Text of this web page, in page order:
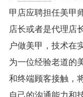
甲店应聘担任美甲
店长或者是代理店
户做美甲，技术在
为一位经验老道的
和终端顾客接触，
自己的沟通能力和